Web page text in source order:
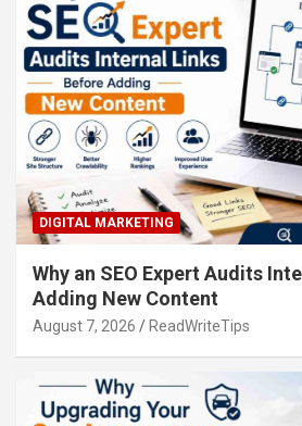
DIGITAL MARKETING
Why an SEO Expert Audits
Adding New Content
August 7, 2026 ReadWriteTips